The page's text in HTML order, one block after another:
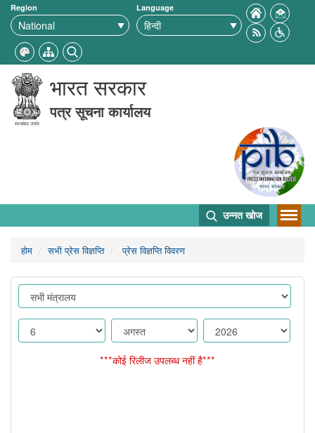
Region Language
भारत सरकार
पत्र सूचना कार्यालय
उन्नत खोज
होम सभी प्रेस विज्ञप्ति प्रेस विज्ञप्ति विवरण
***कोई रिलीज उपलब्ध नहीं है***